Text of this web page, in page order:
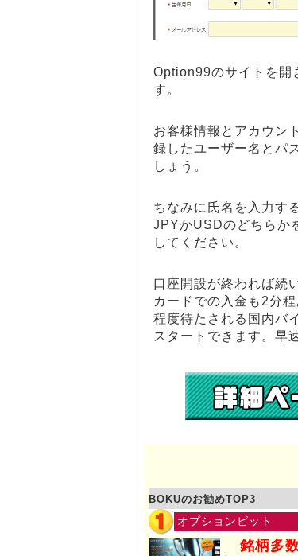
Option99のサイトを開
す。
お客様情報とアカウン
録したユーザー名とパ
しょう。
ちなみに氏名を入力す
JPYかUSDのどちらか
してください。
口座開設が終われば続
カードでの入金も2分
程度待たされる国内バ
スタートできます。早
BOKUのお勧めTOP3
オプションビット
銘柄多